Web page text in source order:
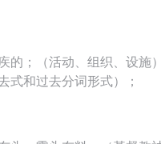
的；（活动、组织、设施
式和过去分词形式）；